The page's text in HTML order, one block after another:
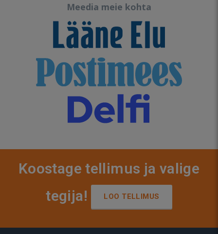
Meedia meie kohta
Koostage tellimus ja valige
tegija!
LOO TELLIMUS